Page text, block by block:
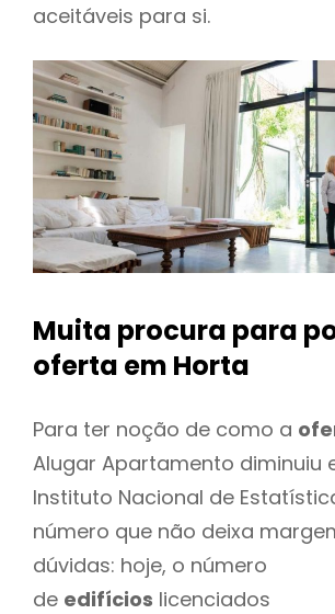
aceitáveis para si.
Muita procura para
oferta em Horta
Para ter noção de como a
Alugar Apartamento diminuiu
Instituto Nacional de
número que não deixa
dúvidas: hoje, o número
de edifícios licenciados